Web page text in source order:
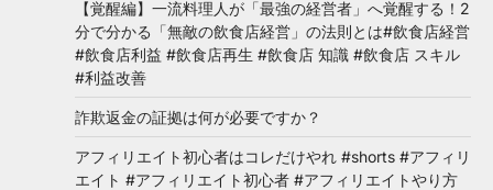
【覚醒編】一流料理人が「最強の経営者」へ覚醒する！2
分で分かる「無敵の飲食店経営」の法則とは#飲食店経営
#飲食店利益 #飲食店再生 #飲食店 知識 #飲食店 スキル
#利益改善
詐欺返金の証拠は何が必要ですか？
アフィリエイト初心者はコレだけやれ #shorts #アフィリ
エイト #アフィリエイト初心者 #アフィリエイトやり方